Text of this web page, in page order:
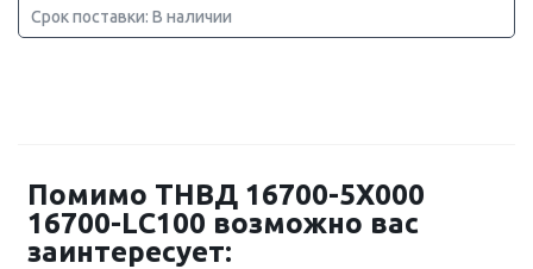
Срок поставки: В наличии
Помимо ТНВД 16700-5X000
16700-LC100 возможно вас
заинтересует: